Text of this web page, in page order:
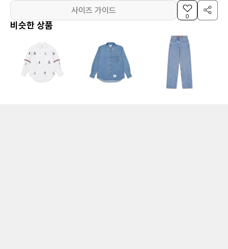
사이즈 가이드
0
비슷한 상품